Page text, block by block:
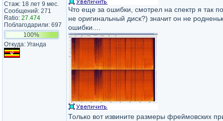
Стаж: 18 лет 9 мес.
Сообщений: 271
Ratio: 27.474
Поблагодарили: 697
100%
Откуда: Уганда
Что еще за ошибки, смотрел на спектр я так
не оригинальный диск?) значит он не
ошибки....
Только вот извините размеры фреймовских